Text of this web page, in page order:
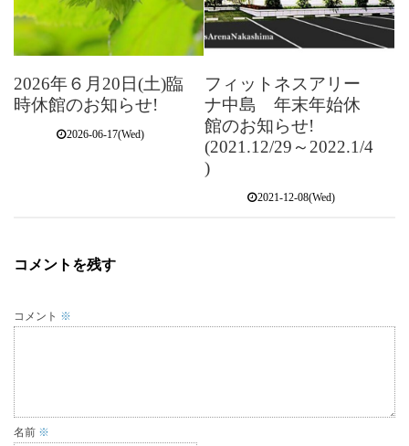
2026年６月20日(土)臨
時休館のお知らせ!
2026-06-17(Wed)
フィットネスアリー
ナ中島 年末年始休
館のお知らせ!
(2021.12/29～2022.1/4
)
2021-12-08(Wed)
コメントを残す
コメント ※
名前 ※